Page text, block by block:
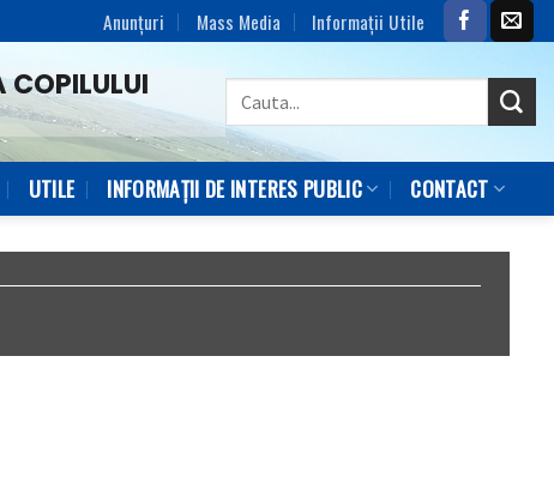
Anunțuri Mass Media Informaţii Utile
COPILULUI
UTILE INFORMAȚII DE INTERES PUBLIC CONTACT